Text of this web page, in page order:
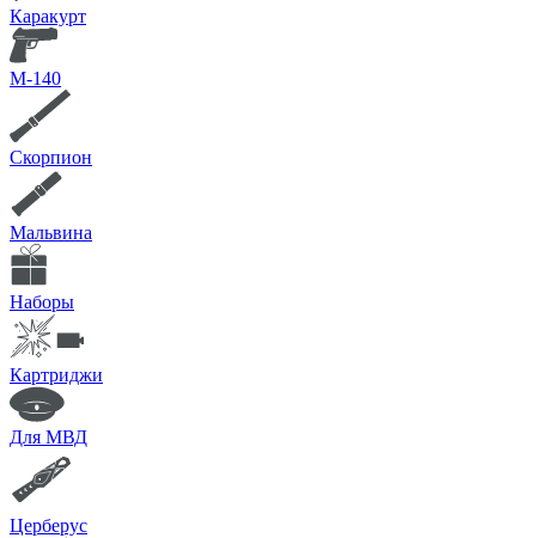
Каракурт
М-140
Скорпион
Мальвина
Наборы
Картриджи
Для МВД
Церберус